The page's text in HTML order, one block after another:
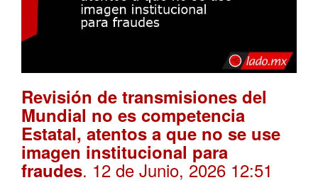
Revisión de transmisiones del
Mundial no es competencia
Estatal, atentos a que no se use
imagen institucional para
fraudes. 12 de Junio, 2026 12:51